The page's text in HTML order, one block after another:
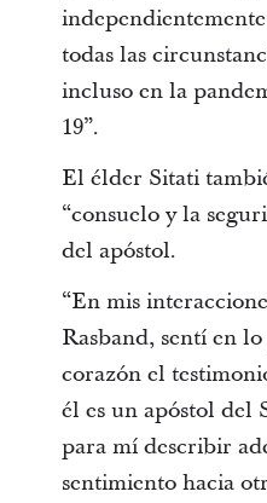
todas las
incluso en la
19”.
El élder Sitati
“consuelo y la
del apóstol.
“En mis
Rasband, sentí en
corazón el
él es un apóstol del
para mí describir
sentimiento hacia